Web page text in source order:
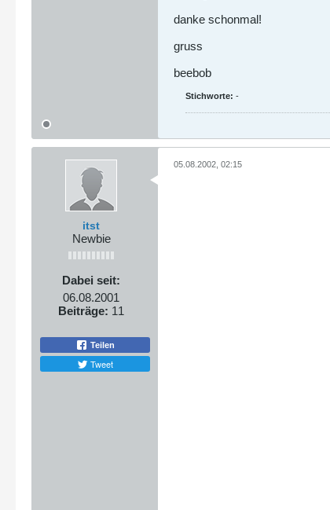
danke schonmal!
gruss
beebob
Stichworte: -
itst
Newbie
Dabei seit:
06.08.2001
Beiträge: 11
Teilen
Tweet
05.08.2002, 02:15